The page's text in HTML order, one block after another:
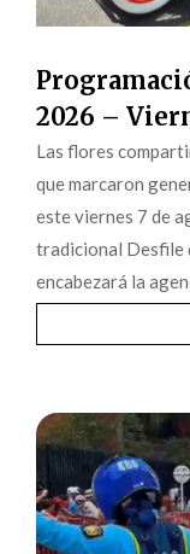
2026 –
Las flores
que marcaron
este viernes 7 de
tradicional Desfile
encabezará la